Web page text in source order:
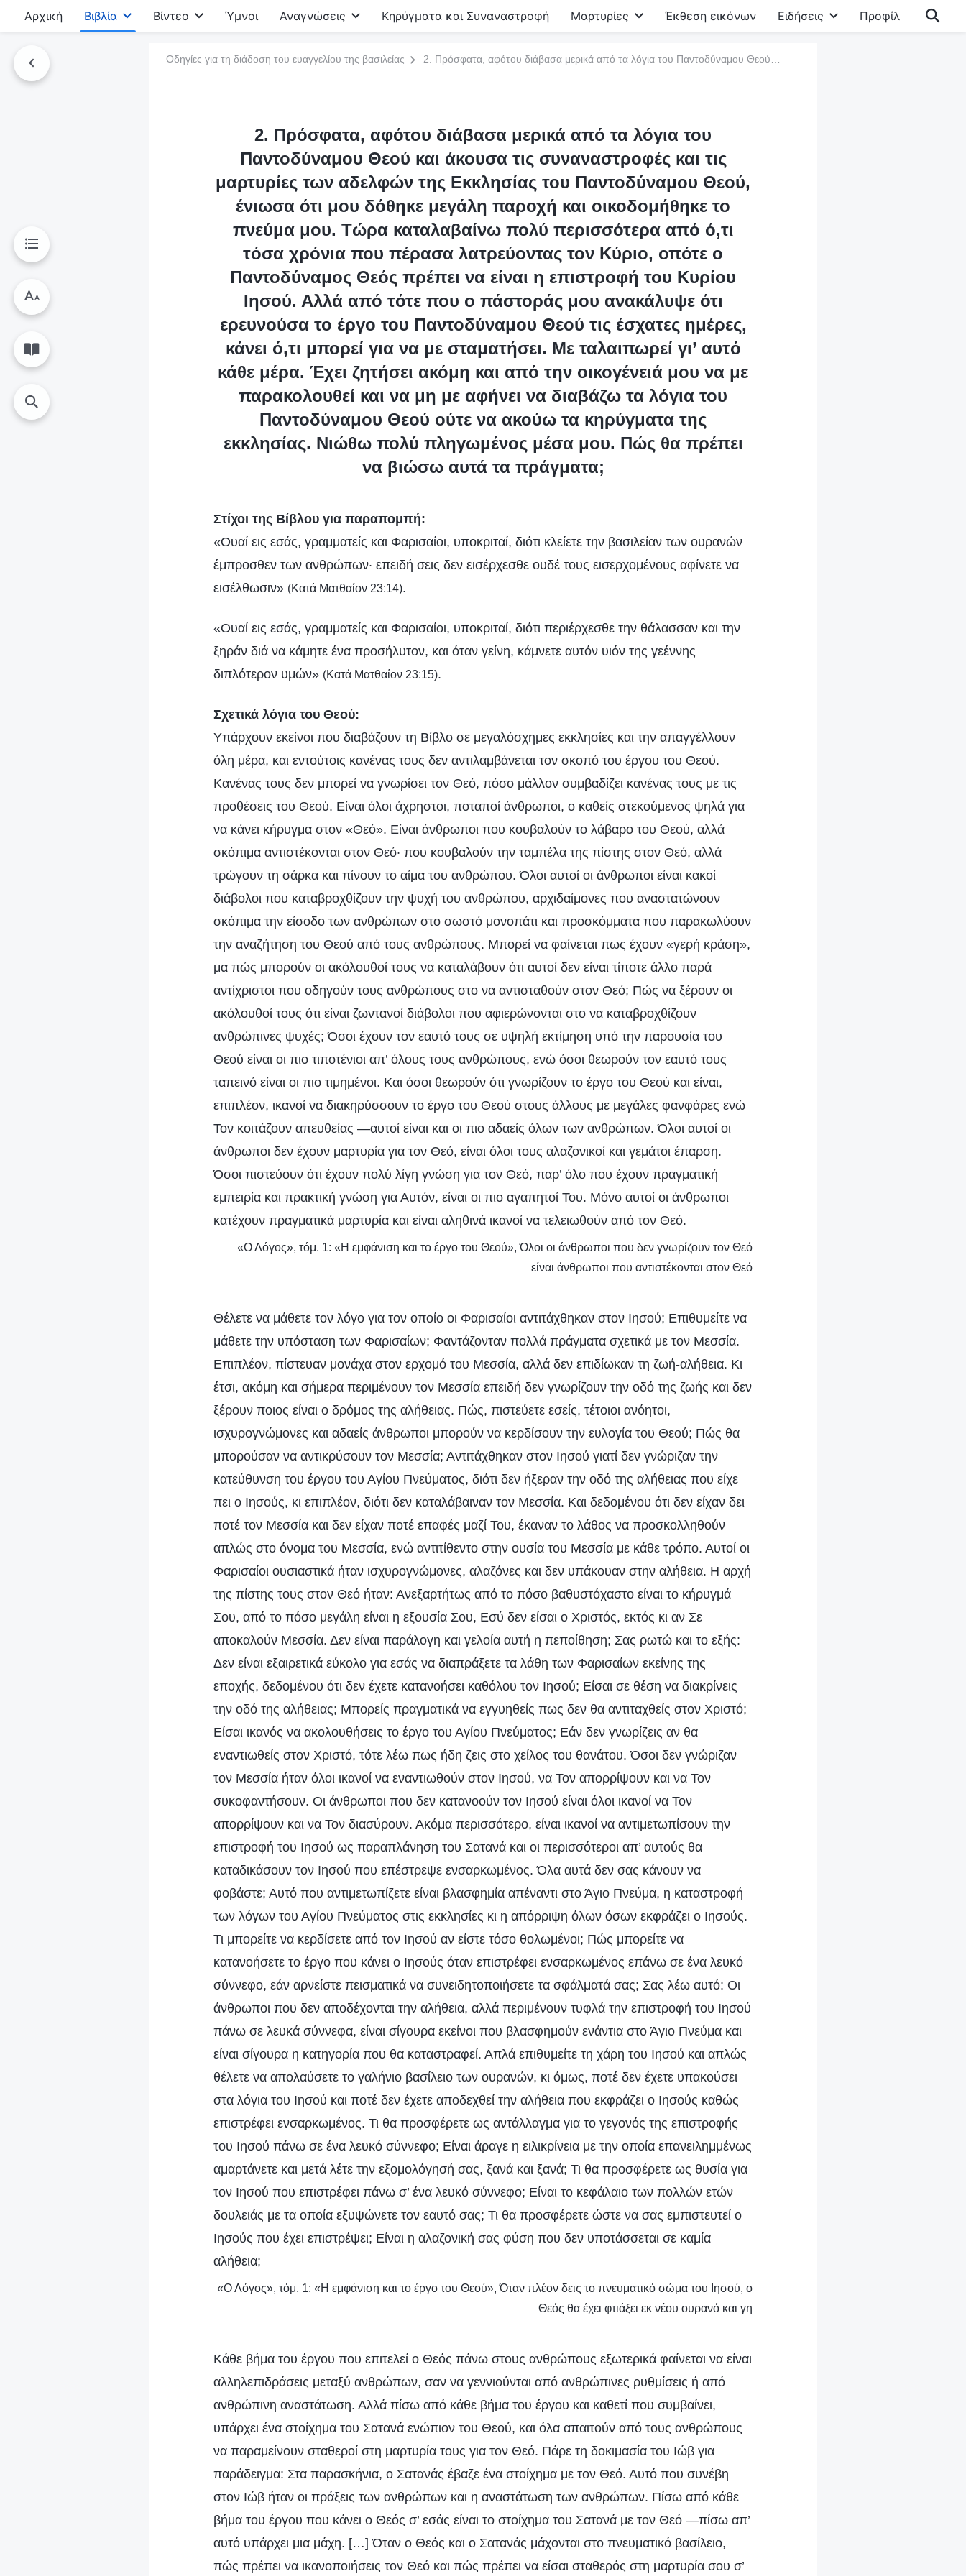
Αρχική Βιβλία Βίντεο Ύμνοι Αναγνώσεις Κηρύγματα και Συναναστροφή Μαρτυρίες Έκθεση εικόνων Ειδήσεις Προφίλ
Οδηγίες για τη διάδοση του ευαγγελίου της βασιλείας
2. Πρόσφατα, αφότου διάβασα μερικά από τα λόγια του
Παντοδύναμου Θεού και άκουσα τις συναναστροφές και τις
μαρτυρίες των αδελφών της Εκκλησίας του Παντοδύναμου Θεού,
ένιωσα ότι μου δόθηκε μεγάλη παροχή και οικοδομήθηκε το
πνεύμα μου. Τώρα καταλαβαίνω πολύ περισσότερα από ό,τι
τόσα χρόνια που πέρασα λατρεύοντας τον Κύριο, οπότε ο
Παντοδύναμος Θεός πρέπει να είναι η επιστροφή του Κυρίου
Ιησού. Αλλά από τότε που ο πάστοράς μου ανακάλυψε ότι
ερευνούσα το έργο του Παντοδύναμου Θεού τις έσχατες ημέρες,
κάνει ό,τι μπορεί για να με σταματήσει. Με ταλαιπωρεί γι’ αυτό
κάθε μέρα. Έχει ζητήσει ακόμη και από την οικογένειά μου να με
παρακολουθεί και να μη με αφήνει να διαβάζω τα λόγια του
Παντοδύναμου Θεού ούτε να ακούω τα κηρύγματα της
εκκλησίας. Νιώθω πολύ πληγωμένος μέσα μου. Πώς θα πρέπει
να βιώσω αυτά τα πράγματα;
Στίχοι της Βίβλου για παραπομπή:
«Ουαί εις εσάς, γραμματείς και Φαρισαίοι, υποκριταί, διότι κλείετε την βασιλείαν των ουρανών
έμπροσθεν των ανθρώπων· επειδή σεις δεν εισέρχεσθε ουδέ τους εισερχομένους αφίνετε να
εισέλθωσιν» (Κατά Ματθαίον 23:14).
«Ουαί εις εσάς, γραμματείς και Φαρισαίοι, υποκριταί, διότι περιέρχεσθε την θάλασσαν και την
ξηράν διά να κάμητε ένα προσήλυτον, και όταν γείνη, κάμνετε αυτόν υιόν της γεέννης
διπλότερον υμών» (Κατά Ματθαίον 23:15).
Σχετικά λόγια του Θεού:
Υπάρχουν εκείνοι που διαβάζουν τη Βίβλο σε μεγαλόσχημες εκκλησίες και την απαγγέλλουν
όλη μέρα, και εντούτοις κανένας τους δεν αντιλαμβάνεται τον σκοπό του έργου του Θεού.
Κανένας τους δεν μπορεί να γνωρίσει τον Θεό, πόσο μάλλον συμβαδίζει κανένας τους με τις
προθέσεις του Θεού. Είναι όλοι άχρηστοι, ποταποί άνθρωποι, ο καθείς στεκούμενος ψηλά για
να κάνει κήρυγμα στον «Θεό». Είναι άνθρωποι που κουβαλούν το λάβαρο του Θεού, αλλά
σκόπιμα αντιστέκονται στον Θεό· που κουβαλούν την ταμπέλα της πίστης στον Θεό, αλλά
τρώγουν τη σάρκα και πίνουν το αίμα του ανθρώπου. Όλοι αυτοί οι άνθρωποι είναι κακοί
διάβολοι που καταβροχθίζουν την ψυχή του ανθρώπου, αρχιδαίμονες που αναστατώνουν
σκόπιμα την είσοδο των ανθρώπων στο σωστό μονοπάτι και προσκόμματα που παρακωλύουν
την αναζήτηση του Θεού από τους ανθρώπους. Μπορεί να φαίνεται πως έχουν «γερή κράση»,
μα πώς μπορούν οι ακόλουθοί τους να καταλάβουν ότι αυτοί δεν είναι τίποτε άλλο παρά
αντίχριστοι που οδηγούν τους ανθρώπους στο να αντισταθούν στον Θεό; Πώς να ξέρουν οι
ακόλουθοί τους ότι είναι ζωντανοί διάβολοι που αφιερώνονται στο να καταβροχθίζουν
ανθρώπινες ψυχές; Όσοι έχουν τον εαυτό τους σε υψηλή εκτίμηση υπό την παρουσία του
Θεού είναι οι πιο τιποτένιοι απ’ όλους τους ανθρώπους, ενώ όσοι θεωρούν τον εαυτό τους
ταπεινό είναι οι πιο τιμημένοι. Και όσοι θεωρούν ότι γνωρίζουν το έργο του Θεού και είναι,
επιπλέον, ικανοί να διακηρύσσουν το έργο του Θεού στους άλλους με μεγάλες φανφάρες ενώ
Τον κοιτάζουν απευθείας —αυτοί είναι και οι πιο αδαείς όλων των ανθρώπων. Όλοι αυτοί οι
άνθρωποι δεν έχουν μαρτυρία για τον Θεό, είναι όλοι τους αλαζονικοί και γεμάτοι έπαρση.
Όσοι πιστεύουν ότι έχουν πολύ λίγη γνώση για τον Θεό, παρ’ όλο που έχουν πραγματική
εμπειρία και πρακτική γνώση για Αυτόν, είναι οι πιο αγαπητοί Του. Μόνο αυτοί οι άνθρωποι
κατέχουν πραγματικά μαρτυρία και είναι αληθινά ικανοί να τελειωθούν από τον Θεό.
«Ο Λόγος», τόμ. 1: «Η εμφάνιση και το έργο του Θεού», Όλοι οι άνθρωποι που δεν γνωρίζουν τον Θεό
είναι άνθρωποι που αντιστέκονται στον Θεό
Θέλετε να μάθετε τον λόγο για τον οποίο οι Φαρισαίοι αντιτάχθηκαν στον Ιησού; Επιθυμείτε να
μάθετε την υπόσταση των Φαρισαίων; Φαντάζονταν πολλά πράγματα σχετικά με τον Μεσσία.
Επιπλέον, πίστευαν μονάχα στον ερχομό του Μεσσία, αλλά δεν επιδίωκαν τη ζωή-αλήθεια. Κι
έτσι, ακόμη και σήμερα περιμένουν τον Μεσσία επειδή δεν γνωρίζουν την οδό της ζωής και δεν
ξέρουν ποιος είναι ο δρόμος της αλήθειας. Πώς, πιστεύετε εσείς, τέτοιοι ανόητοι,
ισχυρογνώμονες και αδαείς άνθρωποι μπορούν να κερδίσουν την ευλογία του Θεού; Πώς θα
μπορούσαν να αντικρύσουν τον Μεσσία; Αντιτάχθηκαν στον Ιησού γιατί δεν γνώριζαν την
κατεύθυνση του έργου του Αγίου Πνεύματος, διότι δεν ήξεραν την οδό της αλήθειας που είχε
πει ο Ιησούς, κι επιπλέον, διότι δεν καταλάβαιναν τον Μεσσία. Και δεδομένου ότι δεν είχαν δει
ποτέ τον Μεσσία και δεν είχαν ποτέ επαφές μαζί Του, έκαναν το λάθος να προσκολληθούν
απλώς στο όνομα του Μεσσία, ενώ αντιτίθεντο στην ουσία του Μεσσία με κάθε τρόπο. Αυτοί οι
Φαρισαίοι ουσιαστικά ήταν ισχυρογνώμονες, αλαζόνες και δεν υπάκουαν στην αλήθεια. Η αρχή
της πίστης τους στον Θεό ήταν: Ανεξαρτήτως από το πόσο βαθυστόχαστο είναι το κήρυγμά
Σου, από το πόσο μεγάλη είναι η εξουσία Σου, Εσύ δεν είσαι ο Χριστός, εκτός κι αν Σε
αποκαλούν Μεσσία. Δεν είναι παράλογη και γελοία αυτή η πεποίθηση; Σας ρωτώ και το εξής:
Δεν είναι εξαιρετικά εύκολο για εσάς να διαπράξετε τα λάθη των Φαρισαίων εκείνης της
εποχής, δεδομένου ότι δεν έχετε κατανοήσει καθόλου τον Ιησού; Είσαι σε θέση να διακρίνεις
την οδό της αλήθειας; Μπορείς πραγματικά να εγγυηθείς πως δεν θα αντιταχθείς στον Χριστό;
Είσαι ικανός να ακολουθήσεις το έργο του Αγίου Πνεύματος; Εάν δεν γνωρίζεις αν θα
εναντιωθείς στον Χριστό, τότε λέω πως ήδη ζεις στο χείλος του θανάτου. Όσοι δεν γνώριζαν
τον Μεσσία ήταν όλοι ικανοί να εναντιωθούν στον Ιησού, να Τον απορρίψουν και να Τον
συκοφαντήσουν. Οι άνθρωποι που δεν κατανοούν τον Ιησού είναι όλοι ικανοί να Τον
απορρίψουν και να Τον διασύρουν. Ακόμα περισσότερο, είναι ικανοί να αντιμετωπίσουν την
επιστροφή του Ιησού ως παραπλάνηση του Σατανά και οι περισσότεροι απ’ αυτούς θα
καταδικάσουν τον Ιησού που επέστρεψε ενσαρκωμένος. Όλα αυτά δεν σας κάνουν να
φοβάστε; Αυτό που αντιμετωπίζετε είναι βλασφημία απέναντι στο Άγιο Πνεύμα, η καταστροφή
των λόγων του Αγίου Πνεύματος στις εκκλησίες κι η απόρριψη όλων όσων εκφράζει ο Ιησούς.
Τι μπορείτε να κερδίσετε από τον Ιησού αν είστε τόσο θολωμένοι; Πώς μπορείτε να
κατανοήσετε το έργο που κάνει ο Ιησούς όταν επιστρέφει ενσαρκωμένος επάνω σε ένα λευκό
σύννεφο, εάν αρνείστε πεισματικά να συνειδητοποιήσετε τα σφάλματά σας; Σας λέω αυτό: Οι
άνθρωποι που δεν αποδέχονται την αλήθεια, αλλά περιμένουν τυφλά την επιστροφή του Ιησού
πάνω σε λευκά σύννεφα, είναι σίγουρα εκείνοι που βλασφημούν ενάντια στο Άγιο Πνεύμα και
είναι σίγουρα η κατηγορία που θα καταστραφεί. Απλά επιθυμείτε τη χάρη του Ιησού και απλώς
θέλετε να απολαύσετε το γαλήνιο βασίλειο των ουρανών, κι όμως, ποτέ δεν έχετε υπακούσει
στα λόγια του Ιησού και ποτέ δεν έχετε αποδεχθεί την αλήθεια που εκφράζει ο Ιησούς καθώς
επιστρέφει ενσαρκωμένος. Τι θα προσφέρετε ως αντάλλαγμα για το γεγονός της επιστροφής
του Ιησού πάνω σε ένα λευκό σύννεφο; Είναι άραγε η ειλικρίνεια με την οποία επανειλημμένως
αμαρτάνετε και μετά λέτε την εξομολόγησή σας, ξανά και ξανά; Τι θα προσφέρετε ως θυσία για
τον Ιησού που επιστρέφει πάνω σ’ ένα λευκό σύννεφο; Είναι το κεφάλαιο των πολλών ετών
δουλειάς με τα οποία εξυψώνετε τον εαυτό σας; Τι θα προσφέρετε ώστε να σας εμπιστευτεί ο
Ιησούς που έχει επιστρέψει; Είναι η αλαζονική σας φύση που δεν υποτάσσεται σε καμία
αλήθεια;
«Ο Λόγος», τόμ. 1: «Η εμφάνιση και το έργο του Θεού», Όταν πλέον δεις το πνευματικό σώμα του Ιησού, ο
Θεός θα έχει φτιάξει εκ νέου ουρανό και γη
Κάθε βήμα του έργου που επιτελεί ο Θεός πάνω στους ανθρώπους εξωτερικά φαίνεται να είναι
αλληλεπιδράσεις μεταξύ ανθρώπων, σαν να γεννιούνται από ανθρώπινες ρυθμίσεις ή από
ανθρώπινη αναστάτωση. Αλλά πίσω από κάθε βήμα του έργου και καθετί που συμβαίνει,
υπάρχει ένα στοίχημα του Σατανά ενώπιον του Θεού, και όλα απαιτούν από τους ανθρώπους
να παραμείνουν σταθεροί στη μαρτυρία τους για τον Θεό. Πάρε τη δοκιμασία του Ιώβ για
παράδειγμα: Στα παρασκήνια, ο Σατανάς έβαζε ένα στοίχημα με τον Θεό. Αυτό που συνέβη
στον Ιώβ ήταν οι πράξεις των ανθρώπων και η αναστάτωση των ανθρώπων. Πίσω από κάθε
βήμα του έργου που κάνει ο Θεός σ’ εσάς είναι το στοίχημα του Σατανά με τον Θεό —πίσω απ’
αυτό υπάρχει μια μάχη. […] Όταν ο Θεός και ο Σατανάς μάχονται στο πνευματικό βασίλειο,
πώς πρέπει να ικανοποιήσεις τον Θεό και πώς πρέπει να είσαι σταθερός στη μαρτυρία σου σ’